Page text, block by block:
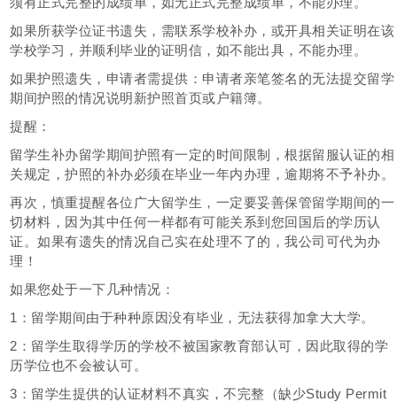
如果所获学位证书遗失，需联系学校补办，或开具相关证明在该
学校学习，并顺利毕业的证明信，如不能出具，不能办理。
如果护照遗失，申请者需提供：申请者亲笔签名的无法提交留学
期间护照的情况说明新护照首页或户籍簿。
提醒：
留学生补办留学期间护照有一定的时间限制，根据留服认证的相
关规定，护照的补办必须在毕业一年内办理，逾期将不予补办。
再次，慎重提醒各位广大留学生，一定要妥善保管留学期间的一
切材料，因为其中任何一样都有可能关系到您回国后的学历认
证。如果有遗失的情况自己实在处理不了的，我公司可代为办
理！
如果您处于一下几种情况：
1：留学期间由于种种原因没有毕业，无法获得加拿大大学。
2：留学生取得学历的学校不被国家教育部认可，因此取得的学
历学位也不会被认可。
3：留学生提供的认证材料不真实，不完整（缺少Study Permit